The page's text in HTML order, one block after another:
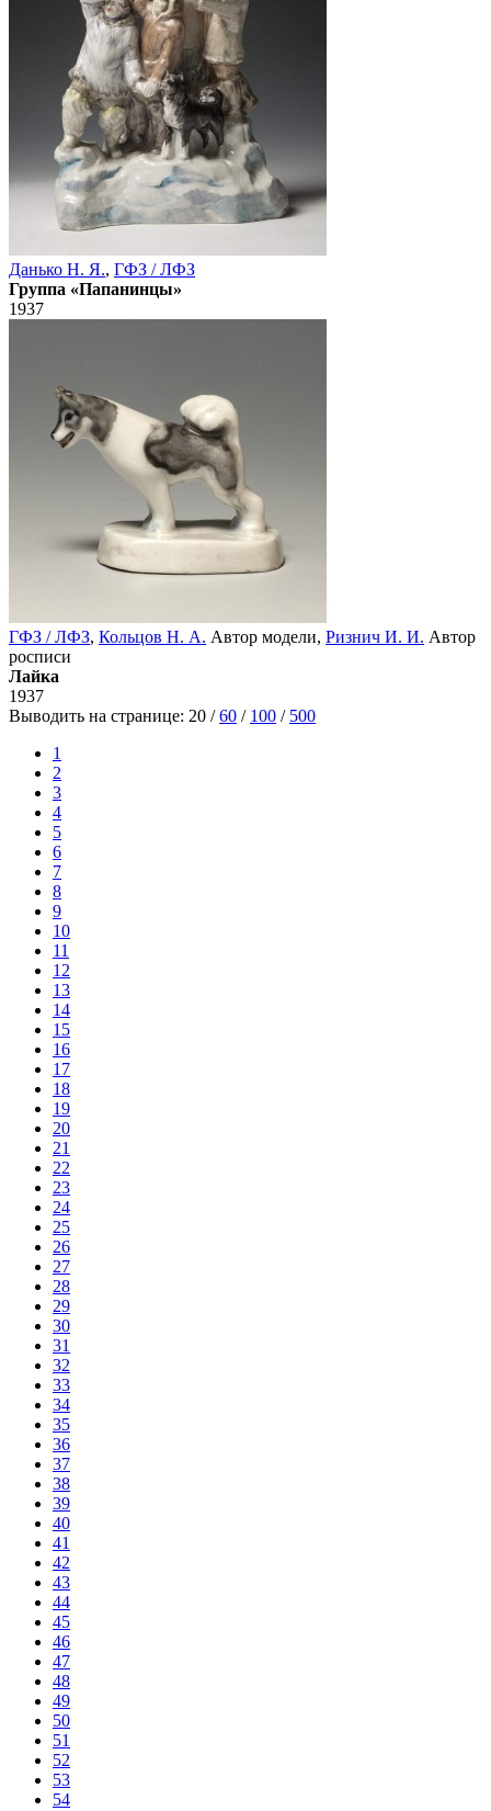
Данько Н. Я., ГФЗ / ЛФЗ
Группа «Папанинцы»
1937
ГФЗ / ЛФЗ, Кольцов Н. А. Автор модели, Ризнич И. И. Автор
росписи
Лайка
1937
Выводить на странице: 20 /60 / 100 / 500
1
2
3
4
5
6
7
8
9
10
11
12
13
14
15
16
17
18
19
20
21
22
23
24
25
26
27
28
29
30
31
32
33
34
35
36
37
38
39
40
41
42
43
44
45
46
47
48
49
50
51
52
53
54